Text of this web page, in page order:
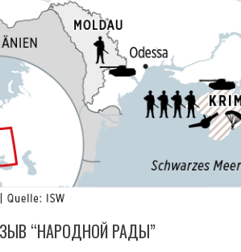
“НАРОДНОЙ РАДЫ”